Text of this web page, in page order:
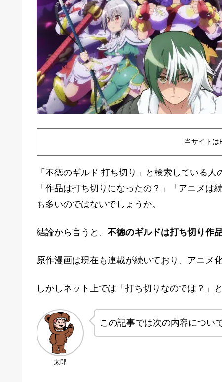
当サイトは
「不徳のギルド 打ち切り」と検索している人
「作品は打ち切りになったの？」「アニメは
も多いのではないでしょうか。
結論から言うと、 不徳のギルドは打ち切り作
原作漫画は現在も連載が続いており、アニメ
しかしネット上では「打ち切りなのでは？」
太郎
この記事では次の内容につい